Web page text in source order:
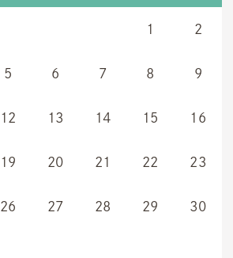
1 2
5 6 7 8 9
12 13 14 15 16
19 20 21 22 23
26 27 28 29 30